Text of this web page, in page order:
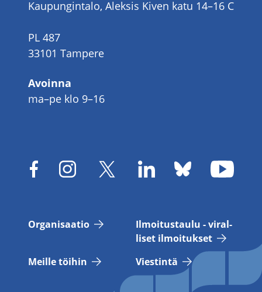
Kaupungintalo, Aleksis Kiven katu 14–16 C
PL 487
33101 Tampere
Avoinna
ma–pe klo 9–16
Or­ga­ni­saa­tio
Il­moi­tus­tau­lu - vi­ral­
li­set il­moi­tuk­set
Meil­le töi­hin
Vies­tin­tä